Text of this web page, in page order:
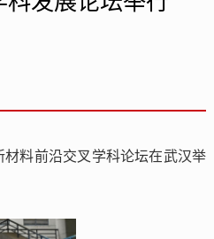
料前沿交叉学科论坛在武汉举